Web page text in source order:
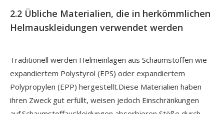
2.2 Übliche Materialien, die in herkömmlichen
Helmauskleidungen verwendet werden
Traditionell werden Helmeinlagen aus Schaumstoffen wie
expandiertem Polystyrol (EPS) oder expandiertem
Polypropylen (EPP) hergestellt.Diese Materialien haben
ihren Zweck gut erfüllt, weisen jedoch Einschränkungen